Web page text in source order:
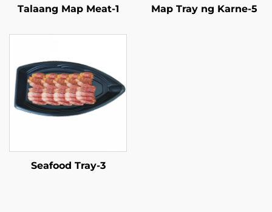
Talaang Map Meat-1 Map Tray ng Karne-5
Seafood Tray-3